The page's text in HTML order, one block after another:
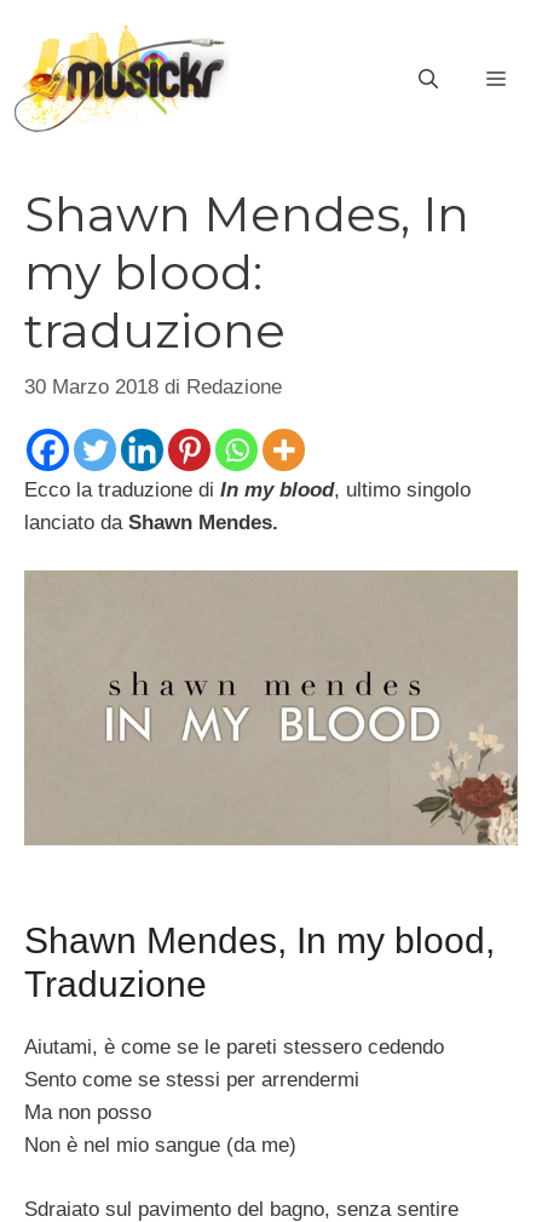
contenuto
Shawn Mendes, In
my blood:
traduzione
30 Marzo 2018 di Redazione
Ecco la traduzione di In my blood, ultimo singolo
lanciato daShawn Mendes.
Shawn Mendes, In my blood,
Traduzione
Aiutami, è come se le pareti stessero cedendo
Sento come se stessi per arrendermi
Ma non posso
Non è nel mio sangue (da me)
Sdraiato sul pavimento del bagno, senza sentire